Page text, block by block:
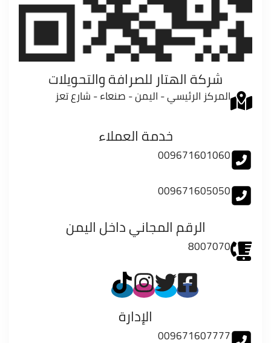
شركة الهتار للصرافة والتحويلات
المركز الرئيسي - اليمن - صنعاء - شارع تعز
خدمة العملاء
009671601060
009671605050
الرقم المجاني داخل اليمن
8007070
الإدارة
009671607777